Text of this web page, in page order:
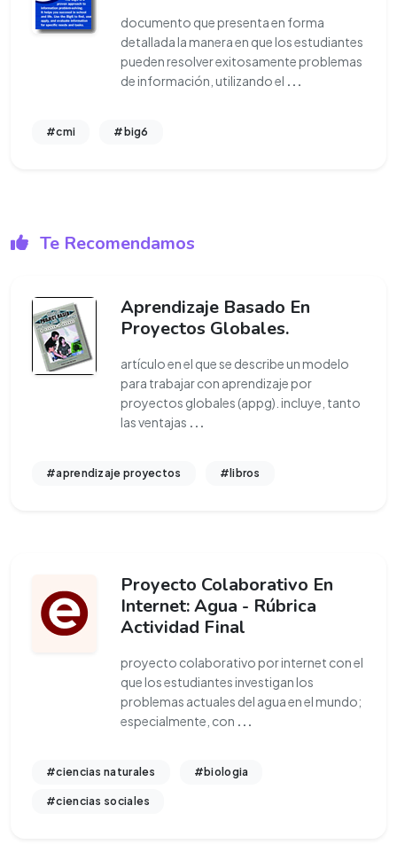
documento que presenta en forma
detallada la manera en que los estudiantes
pueden resolver exitosamente problemas
de información, utilizando el ...
#cmi #big6
Te Recomendamos
Aprendizaje Basado En
Proyectos Globales.
artículo en el que se describe un modelo
para trabajar con aprendizaje por
proyectos globales (appg). incluye, tanto
las ventajas ...
#aprendizaje proyectos #libros
Proyecto Colaborativo En
Internet: Agua - Rúbrica
Actividad Final
proyecto colaborativo por internet con el
que los estudiantes investigan los
problemas actuales del agua en el mundo;
especialmente, con ...
#ciencias naturales #biologia
#ciencias sociales